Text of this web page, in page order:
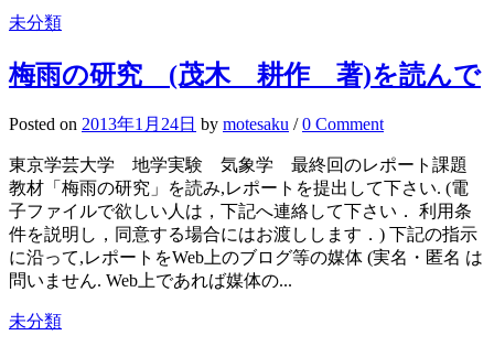
未分類
梅雨の研究 (茂木 耕作 著)を読んで
Posted on 2013年1月24日 by motesaku /0 Comment
東京学芸大学 地学実験 気象学 最終回のレポート課題
教材「梅雨の研究」を読み,レポートを提出して下さい. (電
子ファイルで欲しい人は，下記へ連絡して下さい． 利用条
件を説明し，同意する場合にはお渡しします．) 下記の指示
に沿って,レポートをWeb上のブログ等の媒体 (実名・匿名 は
問いません. Web上であれば媒体の...
未分類